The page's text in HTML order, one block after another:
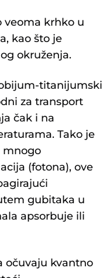
veoma krhko u
kao što je
okruženja.
titanijumski
za transport
čak i na
Tako je
mnogo
(fotona), ove
gubitaka u
apsorbuje ili
očuvaju kvantno